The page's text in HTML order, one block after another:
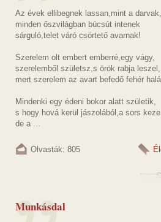
Az évek ellibegnek lassan,mint a darvak,
minden őszvilágban búcsút intenek
sárguló,telet váró csörtető avarnak!
Szerelem olt embert emberré,egy vágy,
szerelemből születsz,s örök rabja leszel,
mert szerelem az avart befedő fehér
Mindenki egy édeni bokor alatt születik,
s hogy hová kerül jászolából,a sors
de a ...
Olvasták: 805
Munkásdal